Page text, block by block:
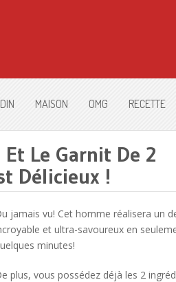
MAISON OMG RECETTE
Le Garnit De 2
Délicieux !
jamais vu! Cet homme réalisera un
et ultra-savoureux en
minutes!
plus, vous possédez déjà les 2